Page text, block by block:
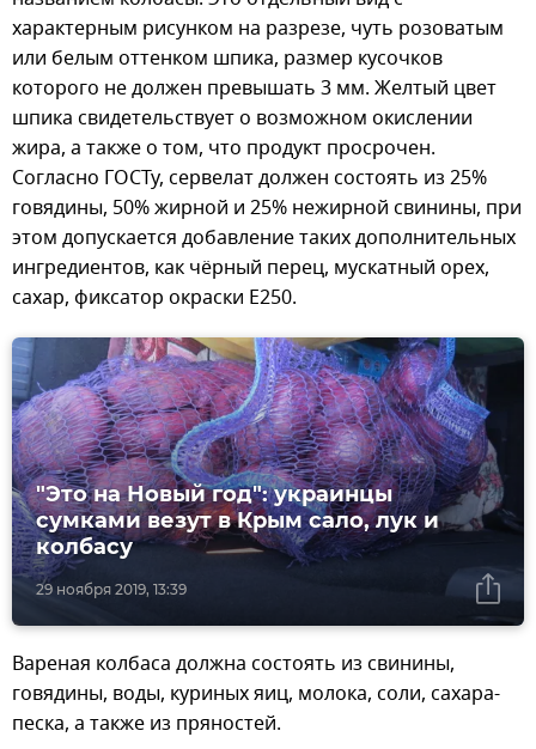
характерным рисунком на разрезе, чуть розоватым
или белым оттенком шпика, размер кусочков
которого не должен превышать 3 мм. Желтый цвет
шпика свидетельствует о возможном окислении
жира, а также о том, что продукт просрочен.
Согласно ГОСТу, сервелат должен состоять из 25%
говядины, 50% жирной и 25% нежирной свинины, при
этом допускается добавление таких дополнительных
ингредиентов, как чёрный перец, мускатный орех,
сахар, фиксатор окраски Е250.
29 ноября 2019, 13:39
"Это на Новый год": украинцы
сумками везут в Крым сало, лук и
колбасу
Вареная колбаса должна состоять из свинины,
говядины, воды, куриных яиц, молока, соли, сахара-
песка, а также из пряностей.